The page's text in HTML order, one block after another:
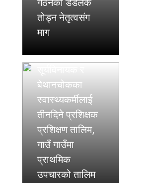
गठनको डेडलक
तोड्न नेतृत्वसंग
माग
बेथानचोकका
स्वास्थ्यकर्मीलाई
तीनदिने प्रशिक्षक
प्रशिक्षण तालिम,
गाउँ गाउँमा
प्राथमिक
उपचारको तालिम